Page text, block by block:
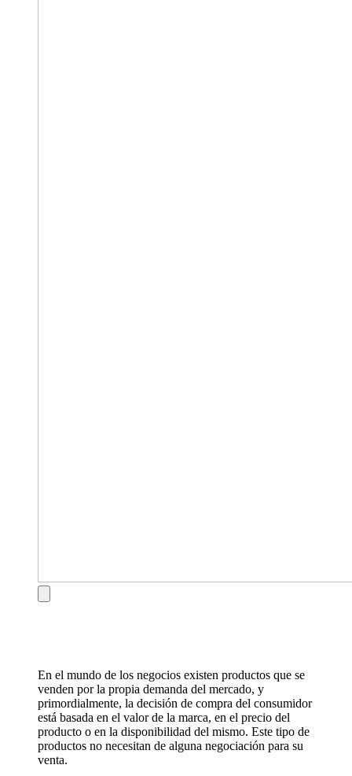
En el mundo de los negocios existen productos que se
venden por la propia demanda del mercado, y
primordialmente, la decisión de compra del consumidor
está basada en el valor de la marca, en el precio del
producto o en la disponibilidad del mismo. Este tipo de
productos no necesitan de alguna negociación para su
venta.